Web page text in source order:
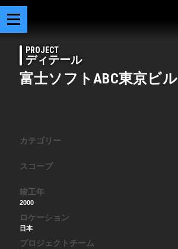
PROJECT
ディテール
富士ソフトABC東京ビル
カテゴリー
スコープ
竣工年
2000
ロケーション
日本
プロジェクトチーム